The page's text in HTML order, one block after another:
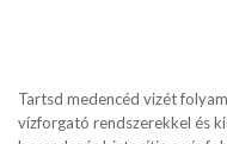
Tartsd medencéd vizét
vízforgató rendszerekkel és